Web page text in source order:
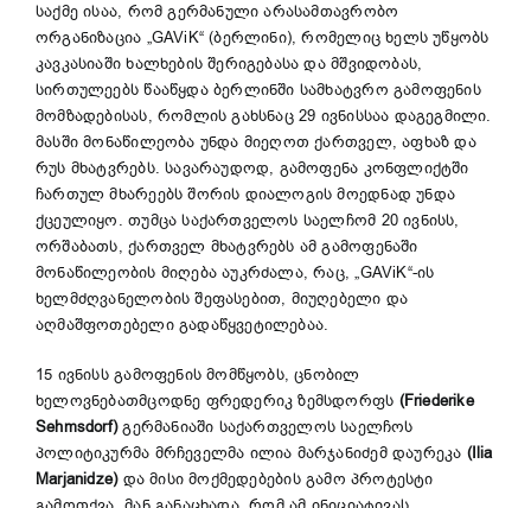
საქმე ისაა, რომ გერმანული არასამთავრობო
ორგანიზაცია „GAViK“ (ბერლინი), რომელიც ხელს უწყობს
კავკასიაში ხალხების შერიგებასა და მშვიდობას,
სირთულეებს წააწყდა ბერლინში სამხატვრო გამოფენის
მომზადებისას, რომლის გახსნაც 29 ივნისსაა დაგეგმილი.
მასში მონაწილეობა უნდა მიეღოთ ქართველ, აფხაზ და
რუს მხატვრებს. სავარაუდოდ, გამოფენა კონფლიქტში
ჩართულ მხარეებს შორის დიალოგის მოედნად უნდა
ქცეულიყო. თუმცა საქართველოს საელჩომ 20 ივნისს,
ორშაბათს, ქართველ მხატვრებს ამ გამოფენაში
მონაწილეობის მიღება აუკრძალა, რაც, „GAViK“-ის
ხელმძღვანელობის შეფასებით, მიუღებელი და
აღმაშფოთებელი გადაწყვეტილებაა.
15 ივნისს გამოფენის მომწყობს, ცნობილ
ხელოვნებათმცოდნე ფრედერიკ ზემსდორფს (Friederike
Sehmsdorf)გერმანიაში საქართველოს საელჩოს
პოლიტიკურმა მრჩეველმა ილია მარჯანიძემ დაურეკა (Ilia
Marjanidze) და მისი მოქმედებების გამო პროტესტი